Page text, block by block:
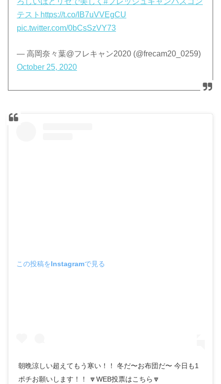
テスト https://t.co/IB7uVVEgCU
pic.twitter.com/0bCsSzVY73
— 高岡奈々葉@フレキャン2020 (@frecam20_0259)
October 25, 2020
この投稿をInstagramで見る
朝晩涼しい超えてもう寒い！！ 冬だ〜お布団だ〜 今日も1
ポチお願いします！！ 🔽WEB投票はこちら🔽